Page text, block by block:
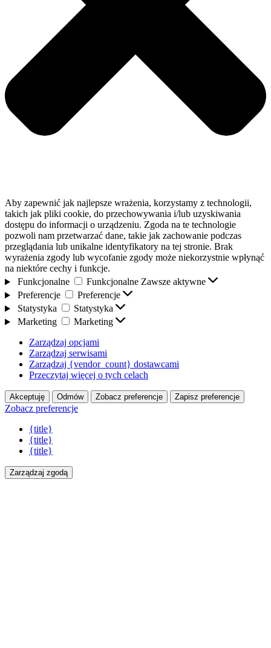
Aby zapewnić jak najlepsze wrażenia, korzystamy z technologii,
takich jak pliki cookie, do przechowywania i/lub uzyskiwania
dostępu do informacji o urządzeniu. Zgoda na te technologie
pozwoli nam przetwarzać dane, takie jak zachowanie podczas
przeglądania lub unikalne identyfikatory na tej stronie. Brak
wyrażenia zgody lub wycofanie zgody może niekorzystnie wpłynąć
na niektóre cechy i funkcje.
Funkcjonalne
Funkcjonalne Zawsze aktywne
Preferencje
Preferencje
Statystyka
Statystyka
Marketing
Marketing
Zarządzaj opcjami
Zarządzaj serwisami
Zarządzaj {vendor_count} dostawcami
Przeczytaj więcej o tych celach
Akceptuję Odmów Zobacz preferencje Zapisz preferencje
Zobacz preferencje
{title}
{title}
{title}
Zarządzaj zgodą